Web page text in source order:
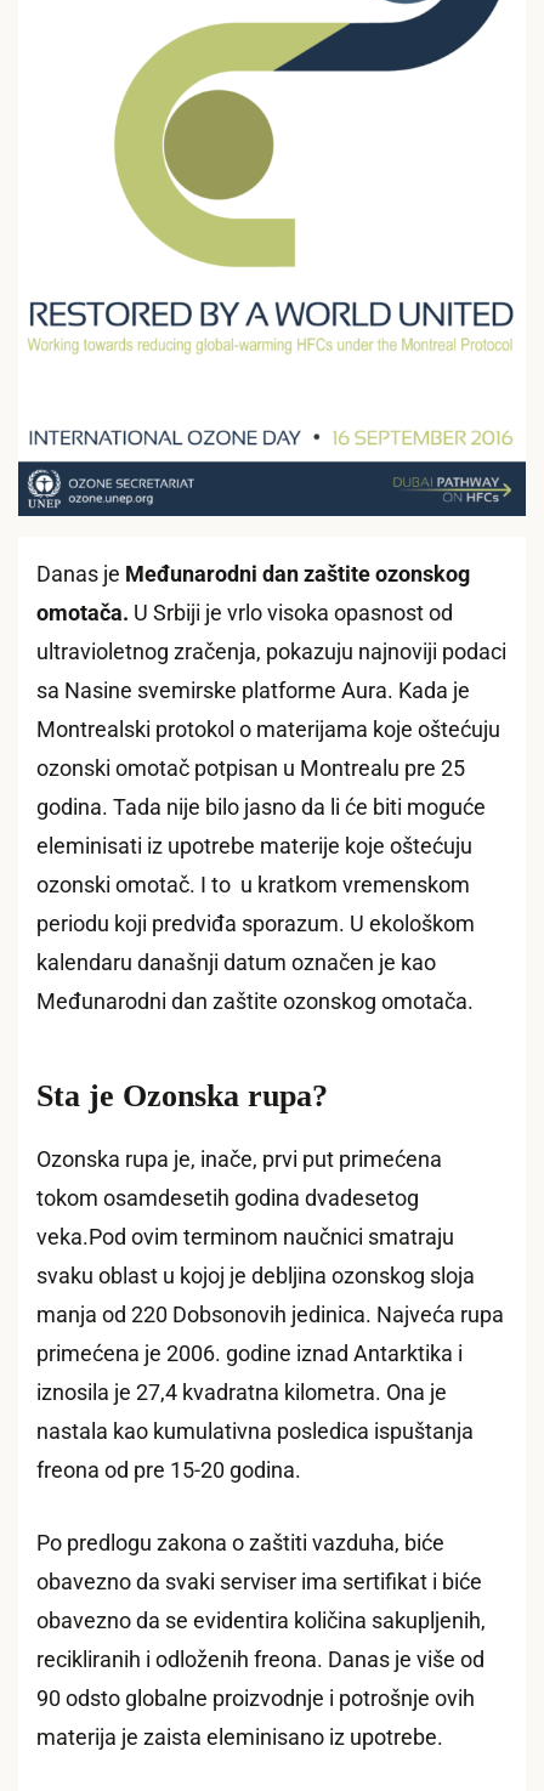
Danas je Međunarodni dan zaštite ozonskog
omotača. U Srbiji je vrlo visoka opasnost od
ultravioletnog zračenja, pokazuju najnoviji podaci
sa Nasine svemirske platforme Aura. Kada je
Montrealski protokol o materijama koje oštećuju
ozonski omotač potpisan u Montrealu pre 25
godina. Tada nije bilo jasno da li će biti moguće
eleminisati iz upotrebe materije koje oštećuju
ozonski omotač. I to u kratkom vremenskom
periodu koji predviđa sporazum. U ekološkom
kalendaru današnji datum označen je kao
Međunarodni dan zaštite ozonskog omotača.
Sta je Ozonska rupa?
Ozonska rupa je, inače, prvi put primećena
tokom osamdesetih godina dvadesetog
veka.Pod ovim terminom naučnici smatraju
svaku oblast u kojoj je debljina ozonskog sloja
manja od 220 Dobsonovih jedinica. Najveća rupa
primećena je 2006. godine iznad Antarktika i
iznosila je 27,4 kvadratna kilometra. Ona je
nastala kao kumulativna posledica ispuštanja
freona od pre 15-20 godina.
Po predlogu zakona o zaštiti vazduha, biće
obavezno da svaki serviser ima sertifikat i biće
obavezno da se evidentira količina sakupljenih,
recikliranih i odloženih freona. Danas je više od
90 odsto globalne proizvodnje i potrošnje ovih
materija je zaista eleminisano iz upotrebe.